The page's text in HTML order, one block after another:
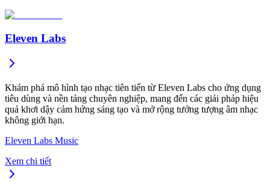
Eleven Labs
Khám phá mô hình tạo nhạc tiên tiến từ Eleven Labs cho ứng dụng
tiêu dùng và nền tảng chuyên nghiệp, mang đến các giải pháp hiệu
quả khơi dậy cảm hứng sáng tạo và mở rộng tưởng tượng âm nhạc
không giới hạn.
Eleven Labs Music
Xem chi tiết